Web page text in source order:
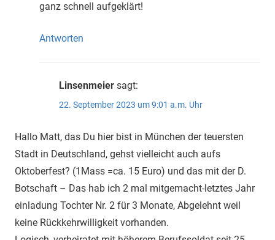
ganz schnell aufgeklärt!
Antworten
Linsenmeier sagt:
22. September 2023 um 9:01 a.m. Uhr
Hallo Matt, das Du hier bist in München der teuersten
Stadt in Deutschland, gehst vielleicht auch aufs
Oktoberfest? (1Mass =ca. 15 Euro) und das mit der D.
Botschaft – Das hab ich 2 mal mitgemacht-letztes Jahr
einladung Tochter Nr. 2 für 3 Monate, Abgelehnt weil
keine Rückkehrwilligkeit vorhanden.